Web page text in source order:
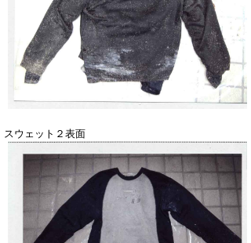
スウェット２表面